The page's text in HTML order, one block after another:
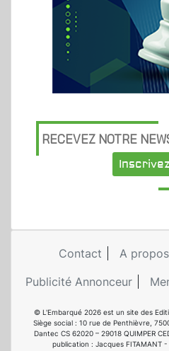
RECEVEZ NOTRE
Contact
A
Publicité Annonceur
© L'Embarqué 2026 est un site des
Siège social : 10 rue de Penthièvre,
Dantec CS 62020 – 29018 QUIMPER
publication : Jacques FITAMANT